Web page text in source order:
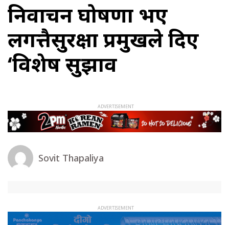
निर्वाचन घोषणा भए
लगत्तैसुरक्षा प्रमुखले दिए
‘विशेष सुझाव
Sovit Thapaliya